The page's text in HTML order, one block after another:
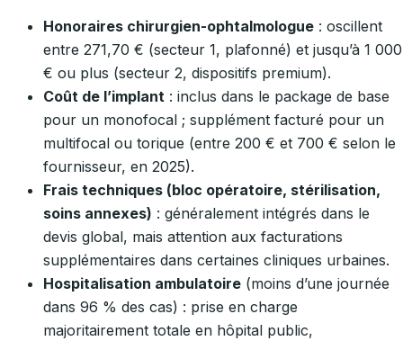
Honoraires chirurgien-ophtalmologue : oscillent
entre 271,70 € (secteur 1, plafonné) et jusqu’à 1 000
€ ou plus (secteur 2, dispositifs premium).
Coût de l’implant : inclus dans le package de base
pour un monofocal ; supplément facturé pour un
multifocal ou torique (entre 200 € et 700 € selon le
fournisseur, en 2025).
Frais techniques (bloc opératoire, stérilisation,
soins annexes) : généralement intégrés dans le
devis global, mais attention aux facturations
supplémentaires dans certaines cliniques urbaines.
Hospitalisation ambulatoire (moins d’une journée
dans 96 % des cas) : prise en charge
majoritairement totale en hôpital public,